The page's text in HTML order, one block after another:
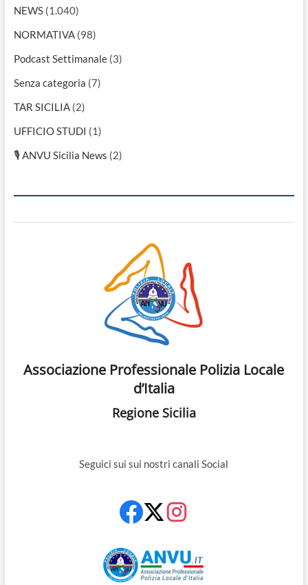
NEWS(1.040)
NORMATIVA(98)
Podcast Settimanale(3)
Senza categoria (7)
TAR SICILIA(2)
UFFICIO STUDI (1)
🎙 ANVU Sicilia News (2)
Associazione Professionale Polizia Locale
d’Italia
Regione Sicilia
Seguici sui sui nostri canali Social